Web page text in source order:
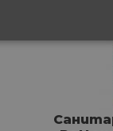
СТРОГО